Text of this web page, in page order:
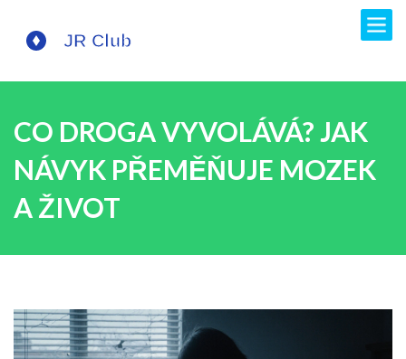
CO DROGA VYVOLÁVÁ? JAK
NÁVYK PŘEMĚŇUJE MOZEK
A ŽIVOT